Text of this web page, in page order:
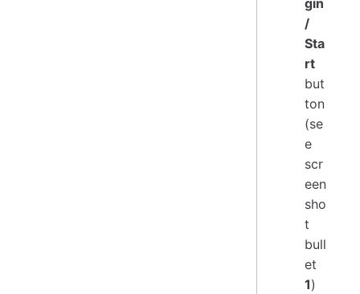
/
Sta
rt
but
ton
(se
e
scr
een
sho
t
bull
et
1)